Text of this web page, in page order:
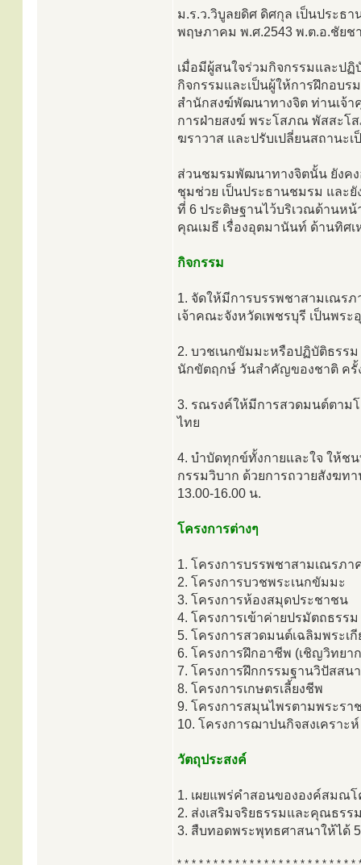
ม.ร.ว.วิบูลยดิศ ดิศกุล เป็นประธ
พฤษภาคม พ.ศ.2543 พ.ต.อ.ชัยช
เมื่อมีผู้สนใจร่วมกิจกรรมและป
กิจกรรมและเป็นผู้ให้การฝึกอบ
สำนักสงฆ์พัฒนาทางจิต ท่านเจ้า
การฝ่ายสงฆ์ พระโสภณ พัสสะโส
ฆราวาส และปรับเปลี่ยนสถานะ
ส่วนชมรมพัฒนาทางจิตนั้น ยังคง
ชุมช่วย เป็นประธานชมรม และ
ที่ 6 ประดิษฐานไว้บริเวณด้านห
คุณเมธี เรื่องอุตมานันท์ ด้านทิศเ
กิจกรรม
1. จัดให้มีการบรรพชาสามเณรภ
เจ้าคณะจังหวัดเพชรบุรี เป็นพร
2. บวชเนกขัมมะหรือปฏิบัติธรร
นักขัตฤกษ์ วันสำคัญของชาติ ครั้
3. รณรงค์ให้มีการสวดมนต์ตาม
ไทย
4. บำบัดทุกข์ทั้งกายและใจ ให้ช
กรรมวิบาก ด้วยการถวายสังฆท
13.00-16.00 น.
โครงการต่างๆ
1. โครงการบรรพชาสามเณรภา
2. โครงการบวชพระเนกขัมมะ
3. โครงการห้องสมุดประชาชน
4. โครงการเข้าค่ายปรมัตถธรรม
5. โครงการสวดมนต์เฉลิมพระเกี
6. โครงการฝึกอาชีพ (เชิญวิทยา
7. โครงการฝึกกรรมฐานวิปัสสนา
8. โครงการเกษตรเลี้ยงชีพ
9. โครงการสมุนไพรตามพระรา
10. โครงการฌาปนกิจสงเคราะห์
วัตถุประสงค์
1. เผยแพร่คำสอนขององค์สมณ
2. ส่งเสริมจริยธรรมและคุณธรร
3. สืบทอดพระพุทธศาสนาให้ได้